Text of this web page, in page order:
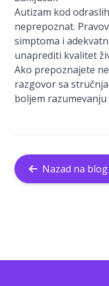
Autizam kod
neprepoznat.
simptoma i
unaprediti kvalitet
Ako prepoznajete
razgovor sa
boljem razumevanju
Nazad na blog